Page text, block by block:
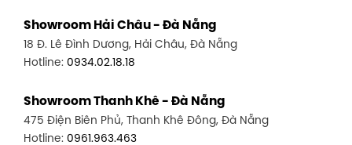
1411 Đường 3/2, P. 16, Quận 11, TP. HCM
Hotline:0906.256.759
1448 Huỳnh Tấn Phát, Phú Thuận, Quận 7, TP HCM
Hotline:0946.480.580
Showroom Hải Châu - Đà Nẵng
18 Đ. Lê Đình Dương, Hải Châu, Đà Nẵng
Hotline: 0934.02.18.18
Showroom Thanh Khê - Đà Nẵng
475 Điện Biên Phủ, Thanh Khê Đông, Đà Nẵng
Hotline: 0961.963.463